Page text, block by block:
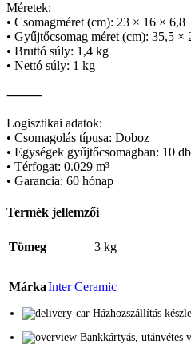
Méretek:
• Csomagméret (cm): 23 × 16 × 6,8
• Gyűjtőcsomag méret (cm): 35,5 ×
• Bruttó súly: 1,4 kg
• Nettó súly: 1 kg
⸻
Logisztikai adatok:
• Csomagolás típusa: Doboz
• Egységek gyűjtőcsomagban: 10 db
• Térfogat: 0.029 m³
• Garancia: 60 hónap
Termék jellemzői
Tömeg 3 kg
MárkaInter Ceramic
Házhozszállítás
Bankkártyás, utánvétes